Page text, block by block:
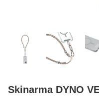
Skinarma DYNO